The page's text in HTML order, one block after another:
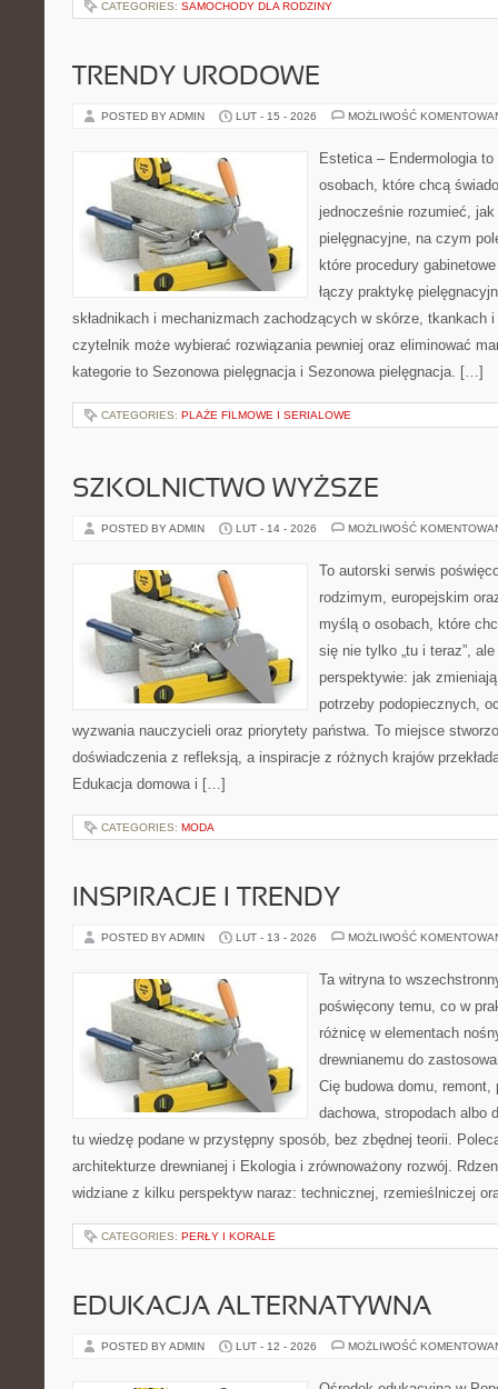
CATEGORIES: SAMOCHODY DLA RODZINY
TRENDY URODOWE
POSTED BY ADMIN LUT - 15 - 2026 MOŻLIWOŚĆ
Estetica – Endermologia
osobach, które chcą
jednocześnie rozumieć, jak
pielęgnacyjne, na czym
które procedury
łączy praktykę
składnikach i mechanizmach zachodzących w skórze, tkankach
czytelnik może wybierać rozwiązania pewniej oraz eliminować
kategorie to Sezonowa pielęgnacja i Sezonowa pielęgnacja. […]
CATEGORIES: PLAŻE FILMOWE I SERIALOWE
SZKOLNICTWO WYŻSZE
POSTED BY ADMIN LUT - 14 - 2026 MOŻLIWOŚĆ
To autorski serwis
rodzimym, europejskim
myślą o osobach, które
się nie tylko „tu i teraz”,
perspektywie: jak
potrzeby podopiecznych,
wyzwania nauczycieli oraz priorytety państwa. To miejsce
doświadczenia z refleksją, a inspiracje z różnych krajów
Edukacja domowa i […]
CATEGORIES: MODA
INSPIRACJE I TRENDY
POSTED BY ADMIN LUT - 13 - 2026 MOŻLIWOŚĆ
Ta witryna to
poświęcony temu, co w
różnicę w elementach
drewnianemu do
Cię budowa domu, remont,
dachowa, stropodach albo
tu wiedzę podane w przystępny sposób, bez zbędnej teorii.
architekturze drewnianej i Ekologia i zrównoważony rozwój.
widziane z kilku perspektyw naraz: technicznej, rzemieślniczej
CATEGORIES: PERŁY I KORALE
EDUKACJA ALTERNATYWNA
POSTED BY ADMIN LUT - 12 - 2026 MOŻLIWOŚĆ